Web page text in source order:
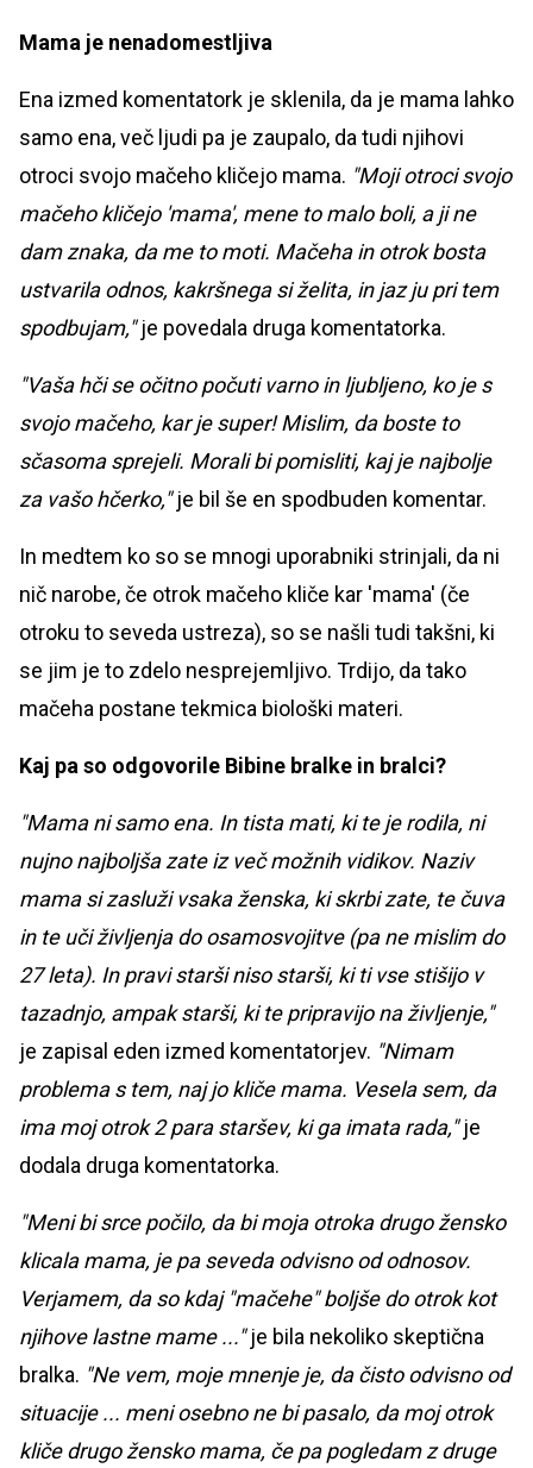
Mama je nenadomestljiva
Ena izmed komentatork je sklenila, da je mama lahko
samo ena, več ljudi pa je zaupalo, da tudi njihovi
otroci svojo mačeho kličejo mama. "Moji otroci svojo
mačeho kličejo 'mama', mene to malo boli, a ji ne
dam znaka, da me to moti. Mačeha in otrok bosta
ustvarila odnos, kakršnega si želita, in jaz ju pri tem
spodbujam,"je povedala druga komentatorka.
"Vaša hči se očitno počuti varno in ljubljeno, ko je s
svojo mačeho, kar je super! Mislim, da boste to
sčasoma sprejeli. Morali bi pomisliti, kaj je najbolje
za vašo hčerko,"je bil še en spodbuden komentar.
In medtem ko so se mnogi uporabniki strinjali, da ni
nič narobe, če otrok mačeho kliče kar 'mama' (če
otroku to seveda ustreza), so se našli tudi takšni, ki
se jim je to zdelo nesprejemljivo. Trdijo, da tako
mačeha postane tekmica biološki materi.
Kaj pa so odgovorile Bibine bralke in bralci?
"Mama ni samo ena. In tista mati, ki te je rodila, ni
nujno najboljša zate iz več možnih vidikov. Naziv
mama si zasluži vsaka ženska, ki skrbi zate, te čuva
in te uči življenja do osamosvojitve (pa ne mislim do
27 leta). In pravi starši niso starši, ki ti vse stišijo v
tazadnjo, ampak starši, ki te pripravijo na življenje,"
je zapisal eden izmed komentatorjev. "Nimam
problema s tem, naj jo kliče mama. Vesela sem, da
ima moj otrok 2 para staršev, ki ga imata rada,"je
dodala druga komentatorka.
"Meni bi srce počilo, da bi moja otroka drugo žensko
klicala mama, je pa seveda odvisno od odnosov.
Verjamem, da so kdaj "mačehe" boljše do otrok kot
njihove lastne mame ..."je bila nekoliko skeptična
bralka. "Ne vem, moje mnenje je, da čisto odvisno od
situacije ... meni osebno ne bi pasalo, da moj otrok
kliče drugo žensko mama, če pa pogledam z druge